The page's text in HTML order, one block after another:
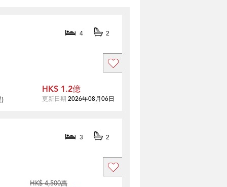
4 2
)
HK$ 1.2億
更新日期 2026年08月06日
3 2
HK$ 4,500萬